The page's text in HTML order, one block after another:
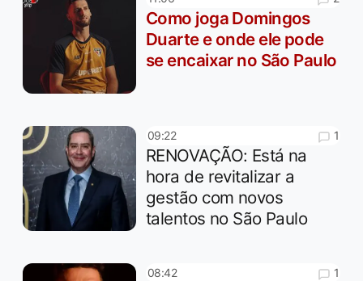
Como joga Domingos
Duarte e onde ele pode
se encaixar no São Paulo
09:22 1
RENOVAÇÃO: Está na
hora de revitalizar a
gestão com novos
talentos no São Paulo
08:42 1